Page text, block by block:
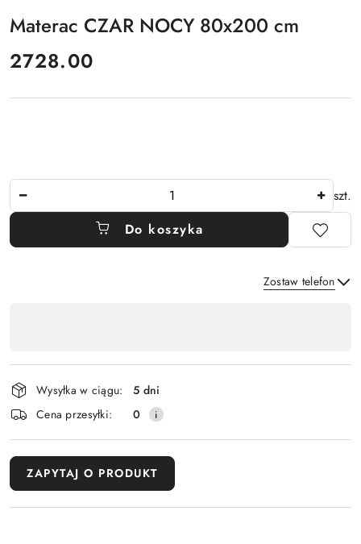
Materac CZAR NOCY 80x200 cm
cena:
2728.00
szt.
Do koszyka
Zostaw telefon
płatność
i
dostawa
Wysyłka w ciągu:
5 dni
Cena przesyłki:
0
ZAPYTAJ O PRODUKT